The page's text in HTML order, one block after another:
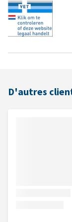
D'autres